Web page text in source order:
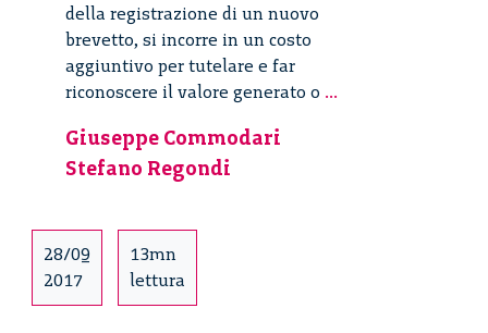
della registrazione di un nuovo
brevetto, si incorre in un costo
aggiuntivo per tutelare e far
riconoscere il valore generato o ...
Giuseppe Commodari
Stefano Regondi
28/09
2017
13mn
lettura